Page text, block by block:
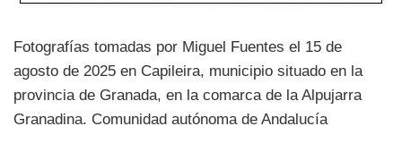
Fotografías tomadas por Miguel Fuentes el 15 de
agosto de 2025 en Capileira, municipio situado en la
provincia de Granada, en la comarca de la Alpujarra
Granadina. Comunidad autónoma de Andalucía